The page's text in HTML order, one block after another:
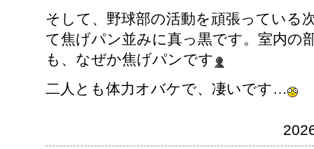
そして、野球部の活動を頑張っている
て焦げパン並みに真っ黒です。室内の
も、なぜか焦げパンです
二人とも体力オバケで、凄いです…